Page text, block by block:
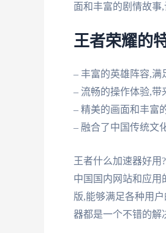
面和丰富的剧情故事,
王者荣耀的
– 丰富的英雄阵容,满
– 流畅的操作体验,带
– 精美的画面和丰富
– 融合了中国传统文
王者什么加速器好用
中国国内网站和应用
版,能够满足各种用
器都是一个不错的解